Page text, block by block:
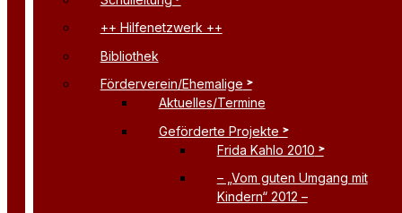
++ Hilfenetzwerk ++
Bibliothek
Förderverein/Ehemalige
Aktuelles/Termine
Geförderte Projekte
Frida Kahlo 2010
– „Vom guten Umgang mit
Kindern“ 2012 –